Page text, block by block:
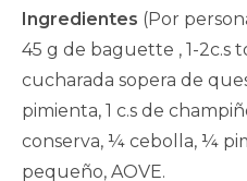
Ingredientes (Por
45 g de baguette , 1-
cucharada sopera de
pimienta, 1 c.s de
conserva, ¼ cebolla, ¼
pequeño, AOVE.